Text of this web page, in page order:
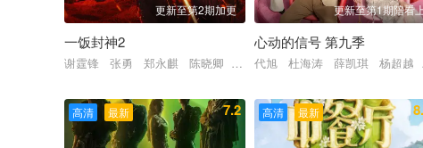
更新至第2期加更
一饭封神2
谢霆锋 张勇 郑永麒 陈晓卿 李诞 屈雨瑜 杨艳彬 黎子安
更新至第1期陪看
心动的信号 第九季
代旭 杜海涛 薛凯琪 杨超越
最新
高清 7.2 最新
高清